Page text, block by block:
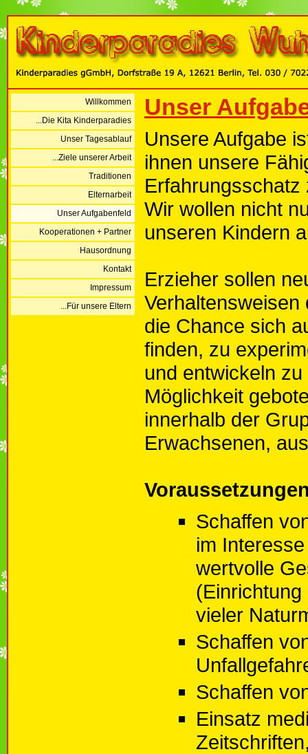
Willkommen
...Die Kita Kinderparadies
Unser Tagesablauf
...Ziele unserer Arbeit
Traditionen
Elternarbeit
Unser Aufgabenfeld
Kooperationen + Partner
Hausordnung
Kontakt
Impressum
...Für unsere Eltern
Unser
Unsere Aufgabe
ihnen unsere
Erfahrungsschatz
Wir wollen nicht
unseren Kindern
Erzieher sollen
Verhaltensweisen
die Chance sich
finden, zu
und entwickeln
Möglichkeit
innerhalb der
Erwachsenen,
Schaffen
im
wertvolle
vieler
Schaffen
Schaffen
Einsatz